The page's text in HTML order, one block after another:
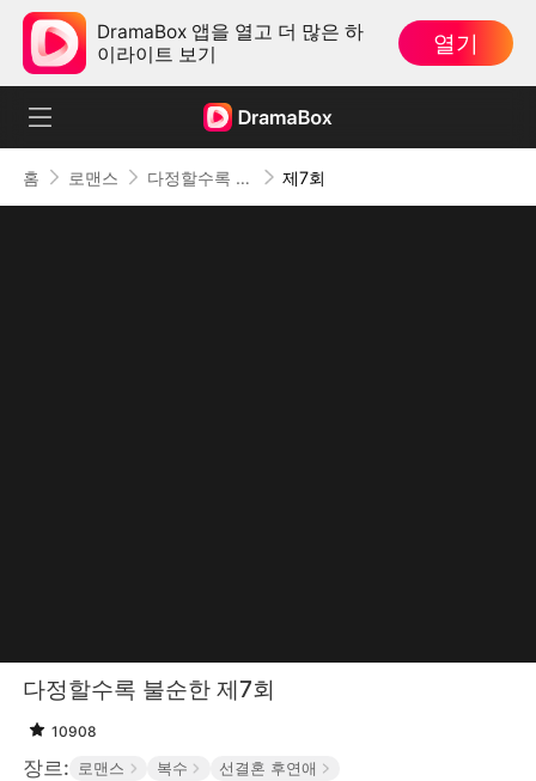
DramaBox 앱을 열고 더 많은 하
이라이트 보기
열기
홈 로맨스 다정할수록 불순한 제7회
다정할수록 불순한 제7회
10908
장르: 로맨스 복수 선결혼 후연애